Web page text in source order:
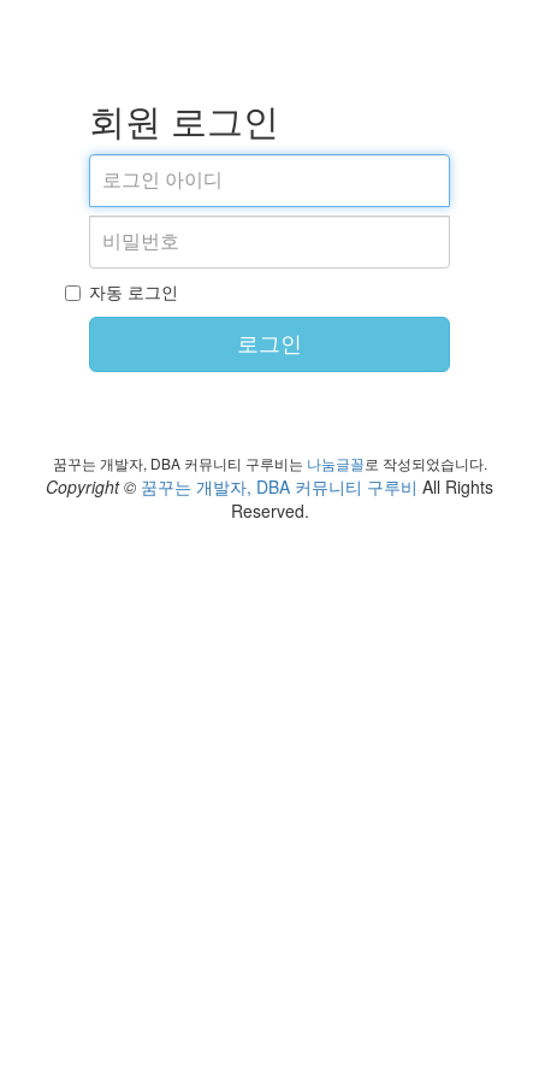
회원 로그인
자동 로그인
로그인
꿈꾸는 개발자, DBA 커뮤니티 구루비는 나눔글꼴로 작성되었습니다.
Copyright © 꿈꾸는 개발자, DBA 커뮤니티 구루비 All Rights
Reserved.